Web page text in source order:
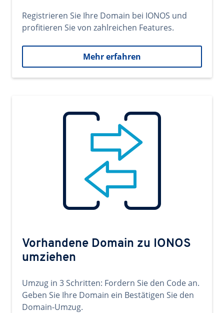
Registrieren Sie Ihre Domain bei IONOS und
profitieren Sie von zahlreichen Features.
Mehr erfahren
Vorhandene Domain zu IONOS
umziehen
Umzug in 3 Schritten: Fordern Sie den Code an.
Geben Sie Ihre Domain ein Bestätigen Sie den
Domain-Umzug.